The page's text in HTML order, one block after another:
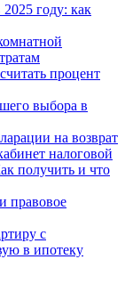
году: как
процент
выбора в
на возврат
налоговой
получить и что
правовое
с
в ипотеку